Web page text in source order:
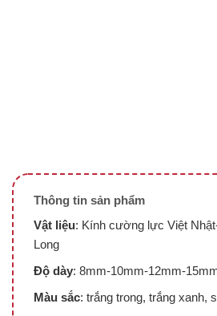
Thông tin sản phẩm
Vật liệu: Kính cường lực Việt
Long
Độ dày: 8mm-10mm-12mm-
Màu sắc: trắng trong, trắng xanh,